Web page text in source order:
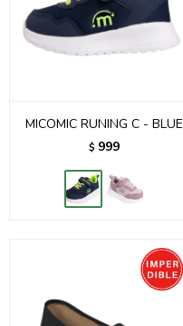
MICOMIC RUNING C - BLUE
$ 999